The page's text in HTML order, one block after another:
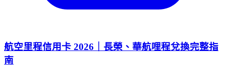
航空里程信用卡 2026｜長榮、華航哩程兌換完整指
南